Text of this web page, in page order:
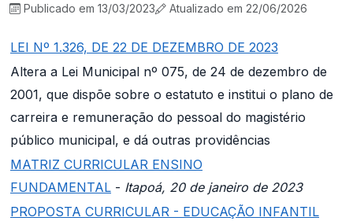
Publicado em 13/03/2023 Atualizado em 22/06/2026
LEI Nº 1.326, DE 22 DE DEZEMBRO DE 2023
Altera a Lei Municipal nº 075, de 24 de dezembro de
2001, que dispõe sobre o estatuto e institui o plano de
carreira e remuneração do pessoal do magistério
público municipal, e dá outras providências
MATRIZ CURRICULAR ENSINO
FUNDAMENTAL - Itapoá, 20 de janeiro de 2023
PROPOSTA CURRICULAR - EDUCAÇÃO INFANTIL